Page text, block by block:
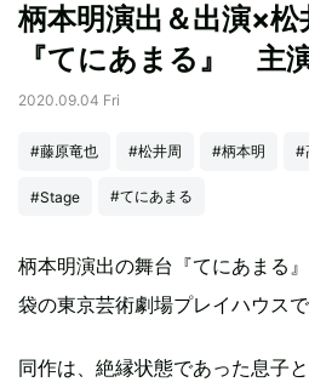
柄本明演出＆出演×松
『てにあまる』 主
2020.09.04 Fri
#藤原竜也 #松井周 #柄本明 #
#Stage #てにあまる
柄本明演出の舞台『てにあまる
袋の東京芸術劇場プレイハウスで
同作は、絶縁状態であった息子